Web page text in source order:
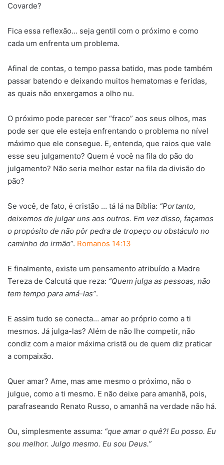
Covarde?
Fica essa reflexão… seja gentil com o próximo e como
cada um enfrenta um problema.
Afinal de contas, o tempo passa batido, mas pode também
passar batendo e deixando muitos hematomas e feridas,
as quais não enxergamos a olho nu.
O próximo pode parecer ser “fraco” aos seus olhos, mas
pode ser que ele esteja enfrentando o problema no nível
máximo que ele consegue. E, entenda, que raios que vale
esse seu julgamento? Quem é você na fila do pão do
julgamento? Não seria melhor estar na fila da divisão do
pão?
Se você, de fato, é cristão … tá lá na Bíblia: “Portanto,
deixemos de julgar uns aos outros. Em vez disso, façamos
o propósito de não pôr pedra de tropeço ou obstáculo no
caminho do irmão”. Romanos 14:13
E finalmente, existe um pensamento atribuído a Madre
Tereza de Calcutá que reza: “Quem julga as pessoas, não
tem tempo para amá-las”.
E assim tudo se conecta… amar ao próprio como a ti
mesmos. Já julga-las? Além de não lhe competir, não
condiz com a maior máxima cristã ou de quem diz praticar
a compaixão.
Quer amar? Ame, mas ame mesmo o próximo, não o
julgue, como a ti mesmo. E não deixe para amanhã, pois,
parafraseando Renato Russo, o amanhã na verdade não há.
Ou, simplesmente assuma: “que amar o quê?! Eu posso. Eu
sou melhor. Julgo mesmo. Eu sou Deus.”